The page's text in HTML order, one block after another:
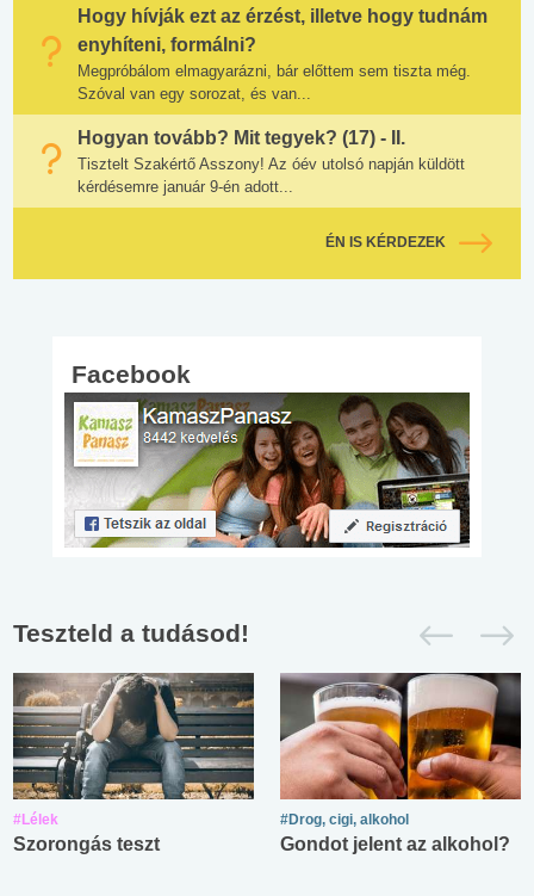
Hogy hívják ezt az érzést, illetve hogy tudnám
enyhíteni, formálni?
Megpróbálom elmagyarázni, bár előttem sem tiszta még.
Szóval van egy sorozat, és van...
Hogyan tovább? Mit tegyek? (17) - II.
Tisztelt Szakértő Asszony! Az óév utolsó napján küldött
kérdésemre január 9-én adott...
ÉN IS KÉRDEZEK
Facebook
Teszteld a tudásod!
#Lélek
Szorongás teszt
#Drog, cigi, alkohol
Gondot jelent az alkohol?